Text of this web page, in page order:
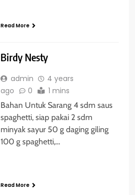
Read More
Birdy Nesty
admin
4 years
ago
0 1 mins
Bahan Untuk Sarang 4 sdm saus
spaghetti, siap pakai 2 sdm
minyak sayur 50 g daging giling
100 g spaghetti,…
Read More